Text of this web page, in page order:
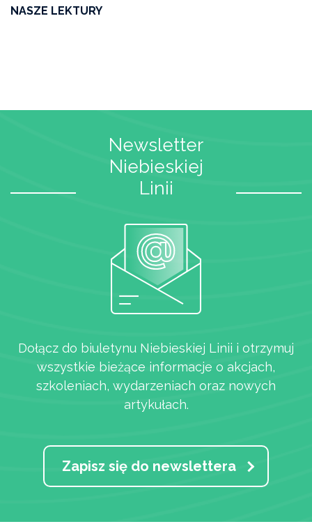
NASZE LEKTURY
Newsletter
Niebieskiej
Linii
Dołącz do biuletynu Niebieskiej Linii i otrzymuj
wszystkie bieżące informacje o akcjach,
szkoleniach, wydarzeniach oraz nowych
artykułach.
Zapisz się do newslettera